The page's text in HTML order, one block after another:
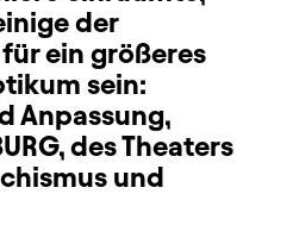
der
ein größeres
sein:
Anpassung,
des Theaters
und